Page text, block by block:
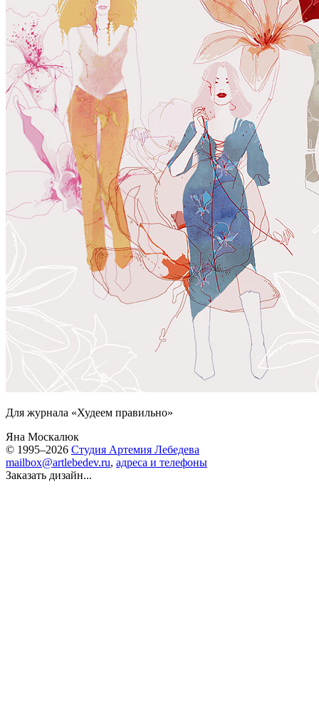
Для журнала «Худеем правильно»
Яна Москалюк
© 1995–2026 Студия Артемия Лебедева
mailbox@artlebedev.ru, адреса и телефоны
Заказать дизайн...